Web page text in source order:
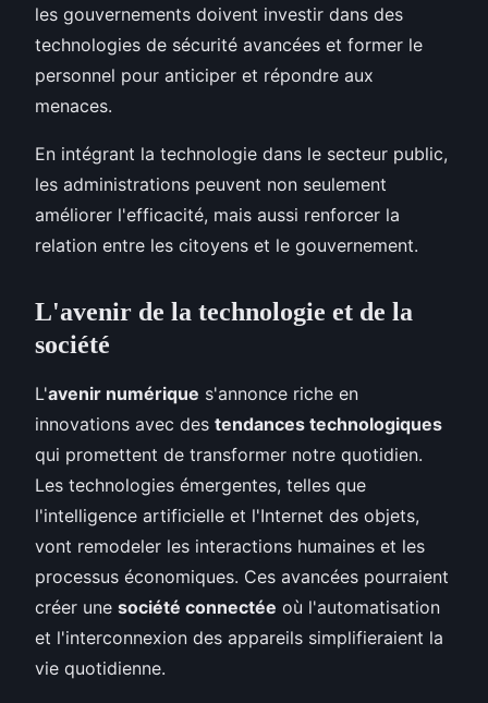
les gouvernements doivent investir dans des
technologies de sécurité avancées et former le
personnel pour anticiper et répondre aux
menaces.
En intégrant la technologie dans le secteur public,
les administrations peuvent non seulement
améliorer l'efficacité, mais aussi renforcer la
relation entre les citoyens et le gouvernement.
L'avenir de la technologie et de la
société
L'avenir numérique s'annonce riche en
innovations avec des tendances technologiques
qui promettent de transformer notre quotidien.
Les technologies émergentes, telles que
l'intelligence artificielle et l'Internet des objets,
vont remodeler les interactions humaines et les
processus économiques. Ces avancées pourraient
créer une société connectée où l'automatisation
et l'interconnexion des appareils simplifieraient la
vie quotidienne.